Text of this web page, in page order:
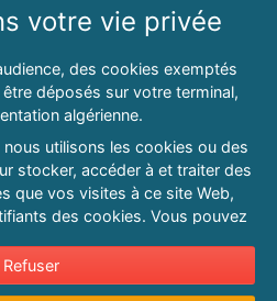
ALL RIGHTS RESERVED
votre vie privée
des cookies exemptés
déposés sur votre terminal,
algérienne.
utilisons les cookies ou des
stocker, accéder à et traiter des
que vos visites à ce site Web,
des cookies. Vous pouvez
en cliquant sur « Refuser
Refuser